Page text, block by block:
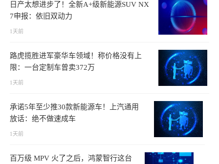
日产太想进步了！全新A+级新能源SUV NX
7申报：依旧双动力
1天前
路虎揽胜进军豪华车领域！称价格没有上
限：一台定制车曾卖372万
1天前
承诺5年至少推30款新能源车！上汽通用
放话：绝不做速成车
1天前
百万级 MPV 火了之后，鸿蒙智行这台